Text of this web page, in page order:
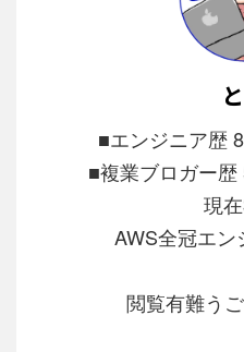
■エンジニア歴
■複業ブロガー
現
AWS全冠エ
閲覧有難う